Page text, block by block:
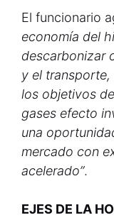
El funcionario
economía del
descarbonizar
y el
los objetivos
gases efecto
una
mercado con
acelerado”.
EJES DE LA